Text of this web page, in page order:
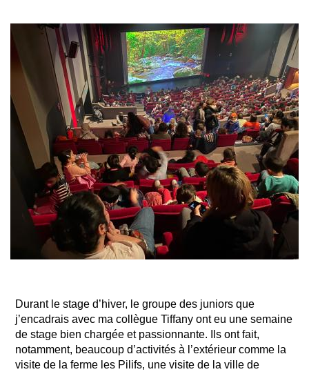
Durant le stage d’hiver, le groupe des juniors que
j’encadrais avec ma collègue Tiffany ont eu une semaine
de stage bien chargée et passionnante. Ils ont fait,
notamment, beaucoup d’activités à l’extérieur comme la
visite de la ferme les Pilifs, une visite de la ville de